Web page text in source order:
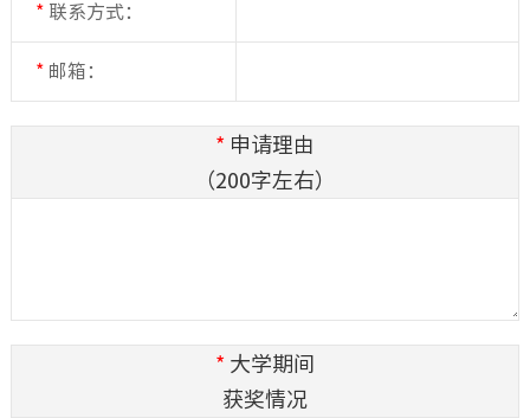
*联系方式：
*邮箱：
* 申请理由
（200字左右）
* 大学期间
获奖情况